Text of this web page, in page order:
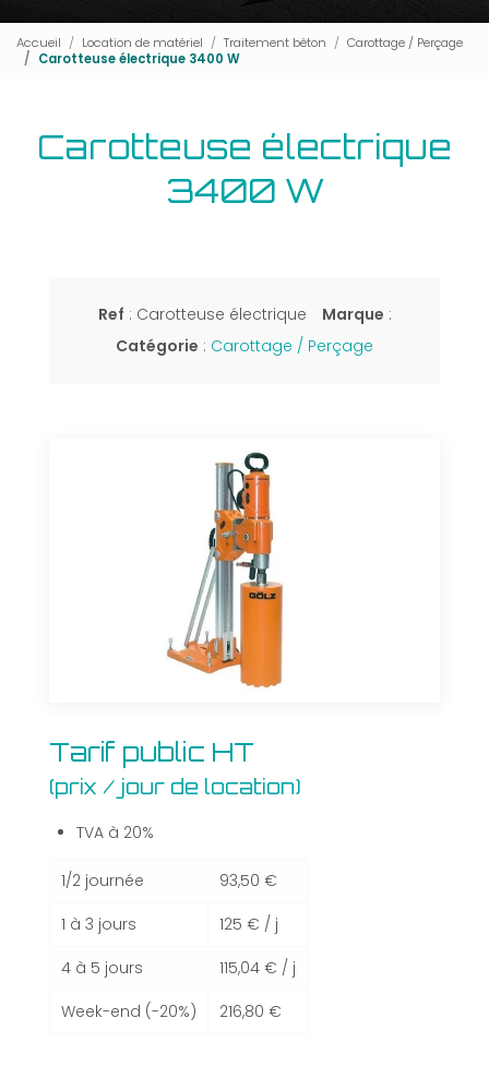
Accueil Location de matériel Traitement béton
Carottage / Perçage
Carotteuse électrique 3400 W
Carotteuse électrique
3400 W
Ref : Carotteuse électrique Marque :
Catégorie : Carottage / Perçage
Tarif
public
HT
de
location)
Tarif public HT
(prix / jour de location)
TVA à 20%
1/2 journée
93,50 €
1 à 3 jours
125 € / j
4 à 5 jours
115,04 € / j
Week-end (-20%)
216,80 €